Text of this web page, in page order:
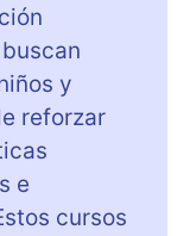
y
reforzar
e
cursos